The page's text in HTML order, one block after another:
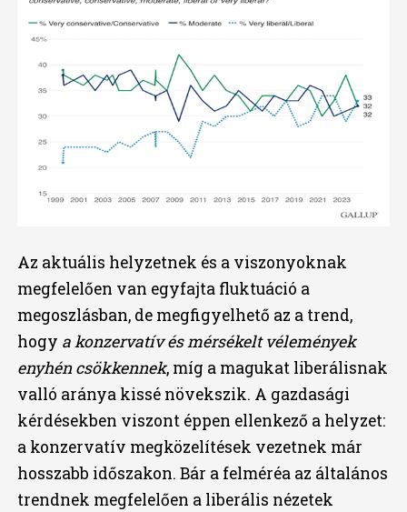
Az aktuális helyzetnek és a viszonyoknak
megfelelően van egyfajta fluktuáció a
megoszlásban, de megfigyelhető az a trend,
hogy a konzervatív és mérsékelt vélemények
enyhén csökkennek, míg a magukat liberálisnak
valló aránya kissé növekszik. A gazdasági
kérdésekben viszont éppen ellenkező a helyzet:
a konzervatív megközelítések vezetnek már
hosszabb időszakon. Bár a felméréa az általános
trendnek megfelelően a liberális nézetek